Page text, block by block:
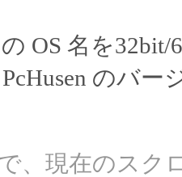
OS 名を
のバ
、現在のスク